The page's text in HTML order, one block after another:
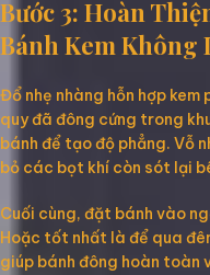
Bước 3: Hoàn
Bánh Kem Không
Đổ nhẹ nhàng hỗn hợp kem
quy đã đông cứng trong
bánh để tạo độ phẳng. Vỗ
bỏ các bọt khí còn sót lại
Cuối cùng, đặt bánh vào
Hoặc tốt nhất là để qua
giúp bánh đông hoàn toàn